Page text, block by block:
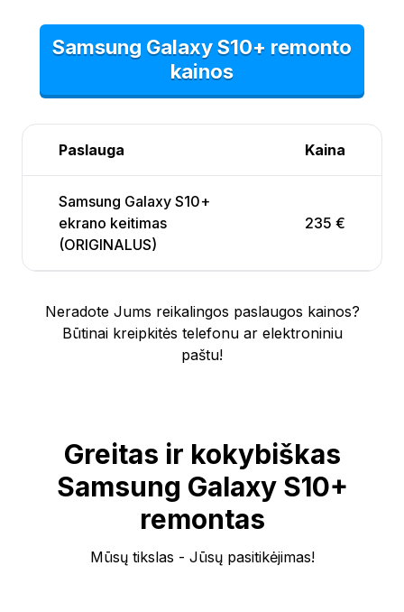
Samsung Galaxy S10+ remonto
kainos
Paslauga Kaina
Samsung Galaxy S10+
ekrano keitimas
(ORIGINALUS)
235 €
Neradote Jums reikalingos paslaugos kainos?
Būtinai kreipkitės telefonu ar elektroniniu
paštu!
Greitas ir kokybiškas
Samsung Galaxy S10+
remontas
Mūsų tikslas - Jūsų pasitikėjimas!